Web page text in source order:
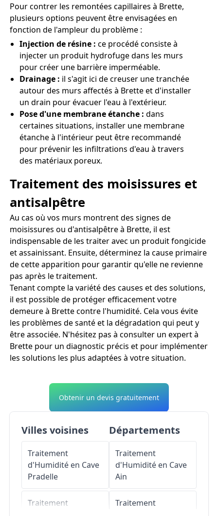
Pour contrer les remontées capillaires à Brette,
plusieurs options peuvent être envisagées en
fonction de l'ampleur du problème :
Injection de résine : ce procédé consiste à
injecter un produit hydrofuge dans les murs
pour créer une barrière imperméable.
Drainage : il s'agit ici de creuser une tranchée
autour des murs affectés à Brette et d'installer
un drain pour évacuer l'eau à l'extérieur.
Pose d'une membrane étanche : dans
certaines situations, installer une membrane
étanche à l'intérieur peut être recommandé
pour prévenir les infiltrations d'eau à travers
des matériaux poreux.
Traitement des moisissures et
antisalpêtre
Au cas où vos murs montrent des signes de
moisissures ou d'antisalpêtre à Brette, il est
indispensable de les traiter avec un produit fongicide
et assainissant. Ensuite, déterminez la cause primaire
de cette apparition pour garantir qu'elle ne revienne
pas après le traitement.
Tenant compte la variété des causes et des solutions,
il est possible de protéger efficacement votre
demeure à Brette contre l'humidité. Cela vous évite
les problèmes de santé et la dégradation qui peut y
être associée. N'hésitez pas à consulter un expert à
Brette pour un diagnostic précis et pour implémenter
les solutions les plus adaptées à votre situation.
Obtenir un devis gratuitement
Villes voisines
Traitement
d'Humidité en Cave
Pradelle
Traitement
Départements
Traitement
d'Humidité en Cave
Ain
Traitement